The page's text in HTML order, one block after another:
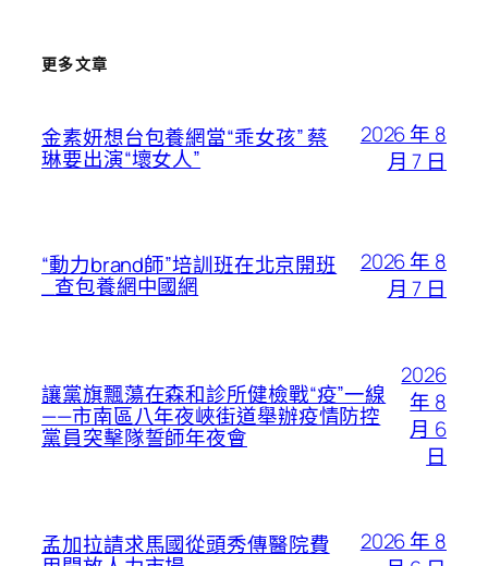
更多文章
金素妍想台包養網當“乖女孩” 蔡
琳要出演“壞女人”
2026 年 8
月 7 日
“動力brand師”培訓班在北京開班
_查包養網中國網
2026 年 8
月 7 日
讓黨旗飄蕩在森和診所健檢戰“疫”一線
——市南區八年夜峽街道舉辦疫情防控
黨員突擊隊誓師年夜會
2026
年 8
月 6
日
孟加拉請求馬國從頭秀傳醫院費
2026 年 8